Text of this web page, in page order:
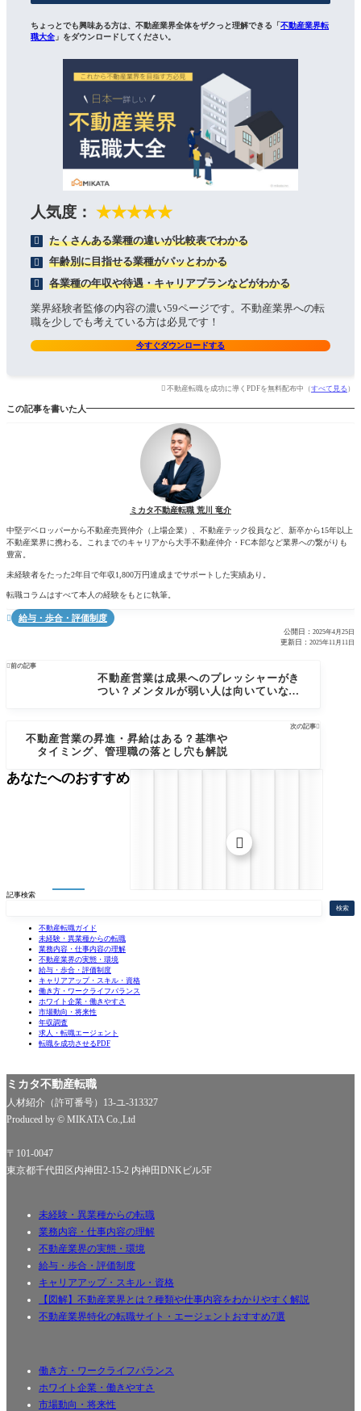
ちょっとでも興味ある方は、不動産業界全体をザクっと理解できる「不動産業界転
職大全 」をダウンロードしてください。
人気度： ★★★★★
たくさんある業種の違いが比較表でわかる
年齢別に目指せる業種がパッとわかる
各業種の年収や待遇・キャリアプランなどがわかる
業界経験者監修の内容の濃い59ページです。不動産業界への転
職を少しでも考えている方は必見です！
今すぐダウンロードする
不動産転職を成功に導くPDFを無料配布中（すべて見る ）
この記事を書いた人
ミカタ不動産転職 荒川 竜介
中堅デベロッパーから不動産売買仲介（上場企業）、不動産テック役員など、新卒から15年以上
不動産業界に携わる。これまでのキャリアから大手不動産仲介・FC本部など業界への繋がりも
豊富。
未経験者をたった2年目で年収1,800万円達成までサポートした実績あり。
転職コラムはすべて本人の経験をもとに執筆。
 給与・歩合・評価制度
公開日： 2025年4月25日
更新日： 2025年11月11日
前の記事
不動産営業は成果へのプレッシャーがき
つい？メンタルが弱い人は向いていな
次の記事
不動産営業の昇進・昇給はある？基準や
タイミング、管理職の落とし穴も解説
記事検索
検索
不動産転職ガイド
未経験・異業種からの転職
業務内容・仕事内容の理解
不動産業界の実態・環境
給与・歩合・評価制度
キャリアアップ・スキル・資格
働き方・ワークライフバランス
ホワイト企業・働きやすさ
市場動向・将来性
年収調査
求人・転職エージェント
転職を成功させるPDF
あなたへのおすすめ

ミカタ不動産転職
人材紹介（許可番号）13-ユ-313327
Produced by © MIKATA Co.,Ltd
〒101-0047
東京都千代田区内神田2-15-2 内神田DNKビル5F
未経験・異業種からの転職
業務内容・仕事内容の理解
不動産業界の実態・環境
給与・歩合・評価制度
キャリアアップ・スキル・資格
【図解】不動産業界とは？種類や仕事内容をわかりやすく解説
不動産業界特化の転職サイト・エージェントおすすめ7選
働き方・ワークライフバランス
ホワイト企業・働きやすさ
市場動向・将来性